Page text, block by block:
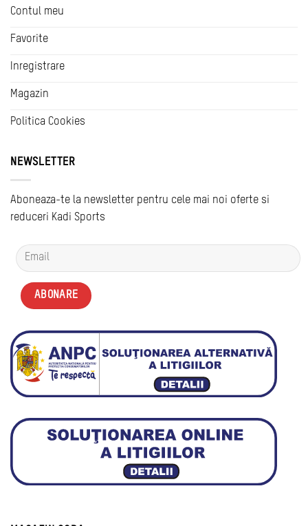
Contul meu
Favorite
Inregistrare
Magazin
Politica Cookies
NEWSLETTER
Aboneaza-te la newsletter pentru cele mai noi oferte si
reduceri Kadi Sports